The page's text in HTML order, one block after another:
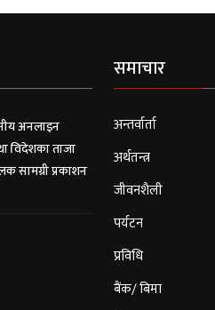
अनलाइन
विदेशका ताजा
सामग्री प्रकाशन
समाचार
अन्तर्वार्ता
अर्थतन्त्र
जीवनशैली
पर्यटन
प्रविधि
बैंक/ बिमा